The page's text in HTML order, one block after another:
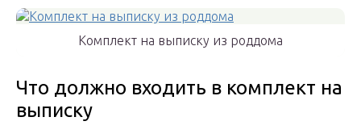
Комплект на выписку из роддома
Что должно входить в комплект на
выписку